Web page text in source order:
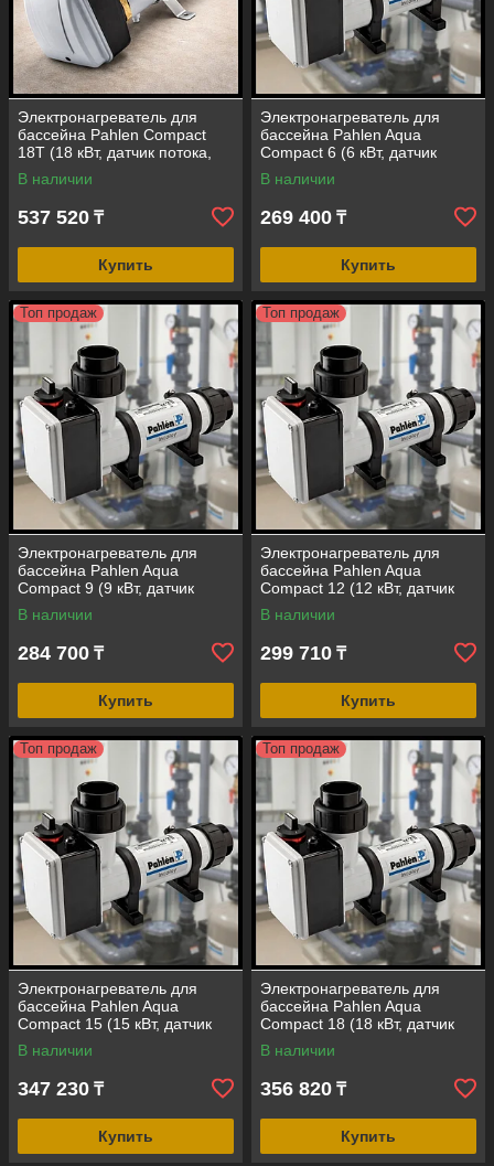
Электронагреватель для
бассейна Pahlen Compact
18Т (18 кВт, датчик потока,
корпус - сплав титана)
В наличии
537 520 ₸
Купить
Электронагреватель для
бассейна Pahlen Aqua
Compact 6 (6 кВт, датчик
потока, корпус -
полипропилен)
В наличии
269 400 ₸
Купить
Топ продаж
Электронагреватель для
бассейна Pahlen Aqua
Compact 9 (9 кВт, датчик
потока, корпус -
полипропилен)
В наличии
284 700 ₸
Купить
Топ продаж
Электронагреватель для
бассейна Pahlen Aqua
Compact 12 (12 кВт, датчик
потока, корпус -
полипропилен)
В наличии
299 710 ₸
Купить
Топ продаж
Электронагреватель для
бассейна Pahlen Aqua
Compact 15 (15 кВт, датчик
потока, корпус -
полипропилен)
В наличии
347 230 ₸
Купить
Топ продаж
Электронагреватель для
бассейна Pahlen Aqua
Compact 18 (18 кВт, датчик
потока, корпус -
полипропилен)
В наличии
356 820 ₸
Купить